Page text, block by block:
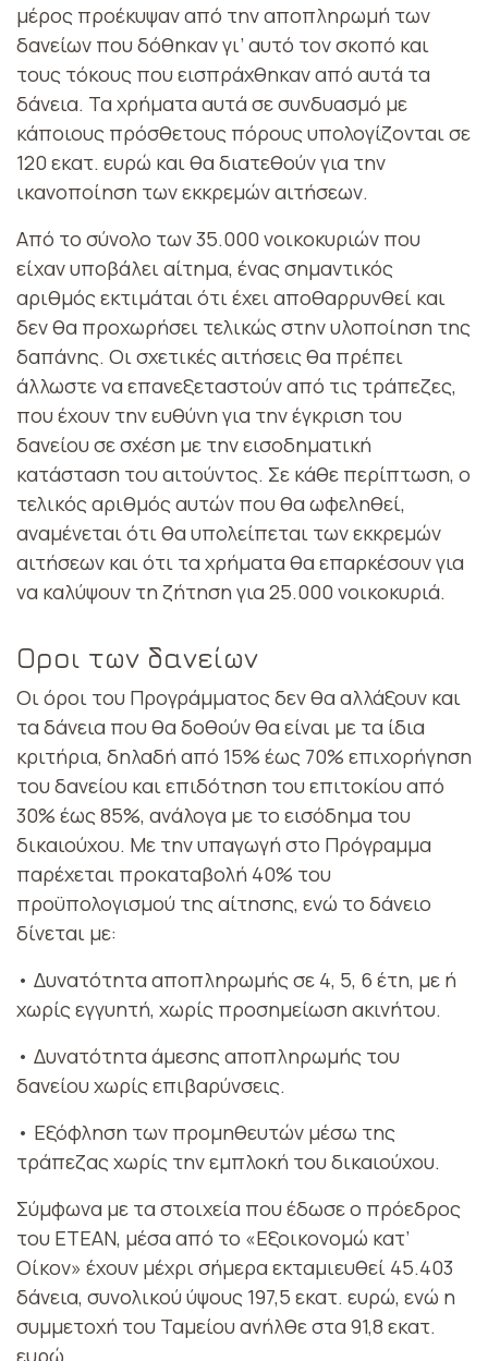
μέρος προέκυψαν από την αποπληρωμή των
δανείων που δόθηκαν γι’ αυτό τον σκοπό και
τους τόκους που εισπράχθηκαν από αυτά τα
δάνεια. Τα χρήματα αυτά σε συνδυασμό με
κάποιους πρόσθετους πόρους υπολογίζονται σε
120 εκατ. ευρώ και θα διατεθούν για την
ικανοποίηση των εκκρεμών αιτήσεων.
Από το σύνολο των 35.000 νοικοκυριών που
είχαν υποβάλει αίτημα, ένας σημαντικός
αριθμός εκτιμάται ότι έχει αποθαρρυνθεί και
δεν θα προχωρήσει τελικώς στην υλοποίηση της
δαπάνης. Οι σχετικές αιτήσεις θα πρέπει
άλλωστε να επανεξεταστούν από τις τράπεζες,
που έχουν την ευθύνη για την έγκριση του
δανείου σε σχέση με την εισοδηματική
κατάσταση του αιτούντος. Σε κάθε περίπτωση, ο
τελικός αριθμός αυτών που θα ωφεληθεί,
αναμένεται ότι θα υπολείπεται των εκκρεμών
αιτήσεων και ότι τα χρήματα θα επαρκέσουν για
να καλύψουν τη ζήτηση για 25.000 νοικοκυριά.
Οροι των δανείων
Οι όροι του Προγράμματος δεν θα αλλάξουν και
τα δάνεια που θα δοθούν θα είναι με τα ίδια
κριτήρια, δηλαδή από 15% έως 70% επιχορήγηση
του δανείου και επιδότηση του επιτοκίου από
30% έως 85%, ανάλογα με το εισόδημα του
δικαιούχου. Με την υπαγωγή στο Πρόγραμμα
παρέχεται προκαταβολή 40% του
προϋπολογισμού της αίτησης, ενώ το δάνειο
δίνεται με:
• Δυνατότητα αποπληρωμής σε 4, 5, 6 έτη, με ή
χωρίς εγγυητή, χωρίς προσημείωση ακινήτου.
• Δυνατότητα άμεσης αποπληρωμής του
δανείου χωρίς επιβαρύνσεις.
• Εξόφληση των προμηθευτών μέσω της
τράπεζας χωρίς την εμπλοκή του δικαιούχου.
Σύμφωνα με τα στοιχεία που έδωσε ο πρόεδρος
του ΕΤΕΑΝ, μέσα από το «Εξοικονομώ κατ’
Οίκον» έχουν μέχρι σήμερα εκταμιευθεί 45.403
δάνεια, συνολικού ύψους 197,5 εκατ. ευρώ, ενώ η
συμμετοχή του Ταμείου ανήλθε στα 91,8 εκατ.
ευρώ.